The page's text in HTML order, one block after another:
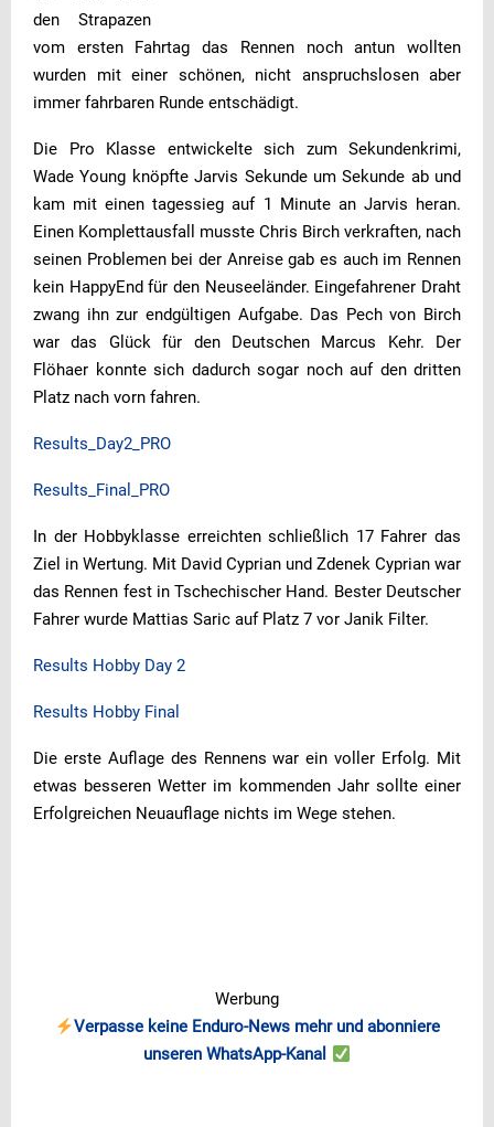
den Strapazen
vom ersten Fahrtag das Rennen noch antun wollten
wurden mit einer schönen, nicht anspruchslosen aber
immer fahrbaren Runde entschädigt.
Die Pro Klasse entwickelte sich zum Sekundenkrimi,
Wade Young knöpfte Jarvis Sekunde um Sekunde ab und
kam mit einen tagessieg auf 1 Minute an Jarvis heran.
Einen Komplettausfall musste Chris Birch verkraften, nach
seinen Problemen bei der Anreise gab es auch im Rennen
kein HappyEnd für den Neuseeländer. Eingefahrener Draht
zwang ihn zur endgültigen Aufgabe. Das Pech von Birch
war das Glück für den Deutschen Marcus Kehr. Der
Flöhaer konnte sich dadurch sogar noch auf den dritten
Platz nach vorn fahren.
Results_Day2_PRO
Results_Final_PRO
In der Hobbyklasse erreichten schließlich 17 Fahrer das
Ziel in Wertung. Mit David Cyprian und Zdenek Cyprian war
das Rennen fest in Tschechischer Hand. Bester Deutscher
Fahrer wurde Mattias Saric auf Platz 7 vor Janik Filter.
Results Hobby Day 2
Results Hobby Final
Die erste Auflage des Rennens war ein voller Erfolg. Mit
etwas besseren Wetter im kommenden Jahr sollte einer
Erfolgreichen Neuauflage nichts im Wege stehen.
Werbung
Verpasse keine Enduro-News mehr und abonniere
unseren WhatsApp-Kanal